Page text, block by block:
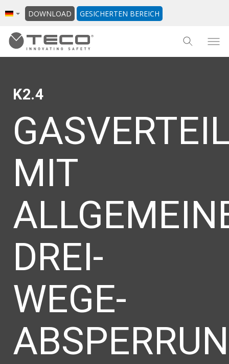
DOWNLOAD GESICHERTEN BEREICH
K2.4
MIT
DREI-
WEGE-